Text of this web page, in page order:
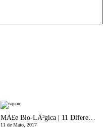
MÃ£e Bio-LÃ³gica | 11 DiferenÃ§as entre a Primeira e a Segunda Gravidez
11 de Maio, 2017